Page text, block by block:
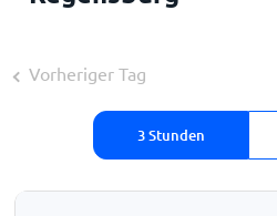
Vorheriger Tag
3 Stunden